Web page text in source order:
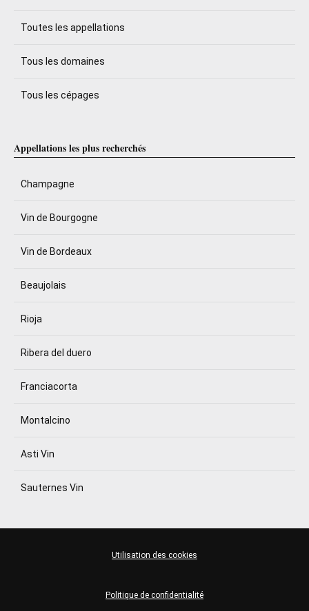
Toutes les appellations
Tous les domaines
Tous les cépages
Appellations les plus recherchés
Champagne
Vin de Bourgogne
Vin de Bordeaux
Beaujolais
Rioja
Ribera del duero
Franciacorta
Montalcino
Asti Vin
Sauternes Vin
Politique de confidentialité
Utilisation des cookies